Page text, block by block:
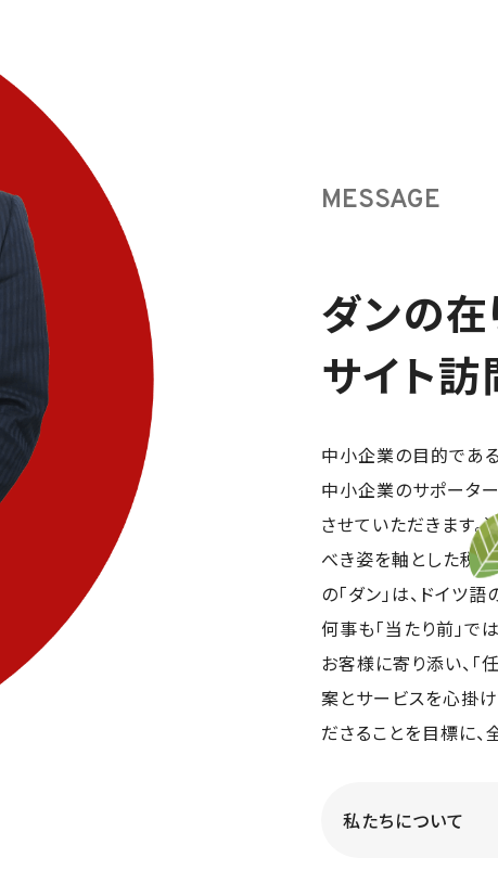
MESSAGE
ダンの在
サイト
中小企業の目的である
中小企業のサポーター
させていただきます
べき姿を軸とした税務
の「ダン」は、ドイツ語
何事も「当たり前」で
お客様に寄り添い、「
案とサービスを心掛け
ださることを目標に、
私たちについて